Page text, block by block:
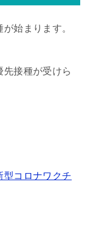
始まります。
接種が受けら
型コロナワクチ